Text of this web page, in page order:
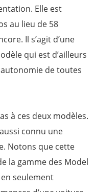
Elle est
au lieu de 58
Il s’agit d’une
qui est d’ailleurs
de toutes
à ces deux modèles.
connu une
Notons que cette
la gamme des Model
seulement